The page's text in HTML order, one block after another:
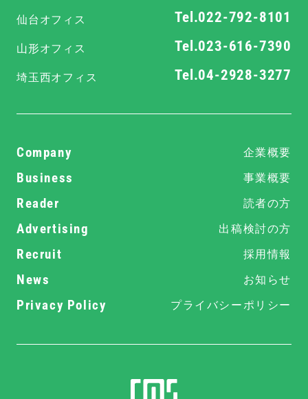
Company 企業概要
Business 事業概要
Reader 読者の方
Advertising 出稿検討の方
Recruit 採用情報
News お知らせ
Privacy Policy プライバシーポリシー
仙台オフィス Tel.022-792-8101
山形オフィス Tel.023-616-7390
埼玉西オフィス Tel.04-2928-3277